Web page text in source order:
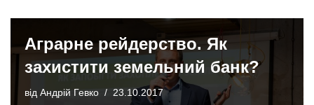
Аграрне рейдерство. Як
захистити земельний банк?
від Андрій Гевко 23.10.2017